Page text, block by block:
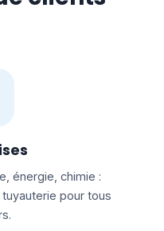
énergie, chimie :
pour tous